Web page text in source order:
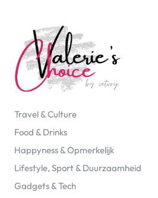
Travel & Culture
Food & Drinks
Happyness & Opmerkelijk
Lifestyle, Sport & Duurzaamheid
Gadgets & Tech